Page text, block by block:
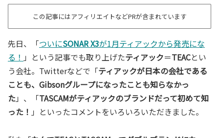
この記事にはアフィリエイトなどPRが含まれています
先日、「ついにSONAR X3が1月ティアックから発売にな
る！ 」という記事でも取り上げたティアック＝TEACとい
う会社。Twitterなどで「ティアックが日本の会社である
ことも、 Gibsonグループになったことも知らなかっ
た」、「TASCAMがティアックのブランドだって初めて知
った！ 」といったコメントをいろいろいただきました。